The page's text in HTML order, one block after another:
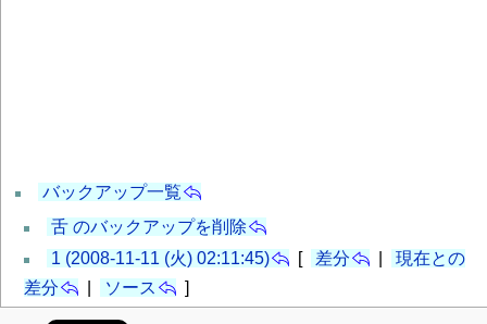
バックアップ一覧
舌 のバックアップを削除
1 (2008-11-11 (火) 02:11:45)
[ 差分
現在との
差分
ソース ]